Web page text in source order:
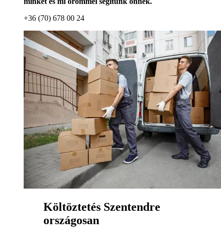
+36 (70) 678 00 24
Költöztetés Szentendre
országosan